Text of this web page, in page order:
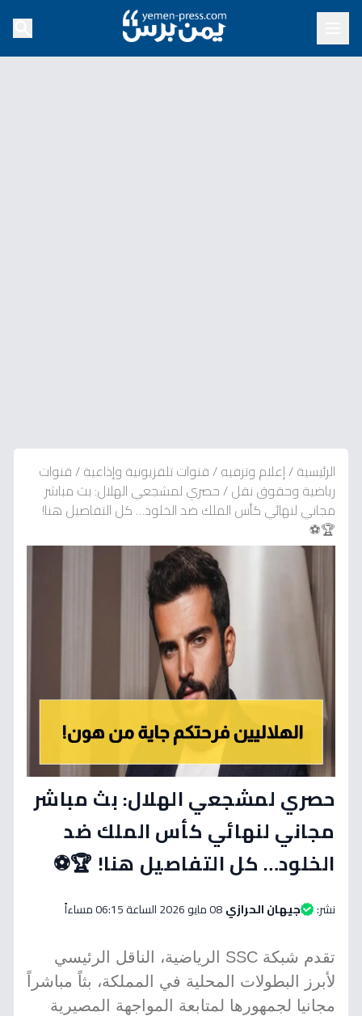
الرئيسية/إعلام وترفيه/قنوات تلفزيونية وإذاعية/قنوات
رياضية وحقوق نقل/حصري لمشجعي الهلال: بث مباشر
مجاني لنهائي كأس الملك ضد الخلود… كل التفاصيل هنا!
🏆⚽
حصري لمشجعي الهلال: بث مباشر
مجاني لنهائي كأس الملك ضد
الخلود… كل التفاصيل هنا! 🏆⚽
نشر: جيهان الحرازي08 مايو 2026 الساعة 06:15 مساءاً
تقدم شبكة SSC الرياضية، الناقل الرئيسي
لأبرز البطولات المحلية في المملكة، بثاً مباشراً
مجانيا لجمهورها لمتابعة المواجهة المصيرية